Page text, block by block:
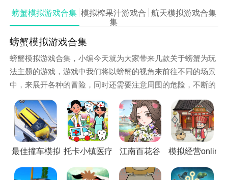
的祭坛魔力值。
4.无尽电容:
极其昂贵,不过能做出这个的谁会在意幺
5.无尽之锭:
使用水晶矩阵锭，无尽催化剂和中子锭合成的七彩锭。
与无尽催化剂一样，即使扔进岩浆里也不会被烧掉，扔
在地上也不会消失，也炸不毁。
我的世界无尽贪婪模组是款超级有趣好玩的沙盒生存冒
险竞技游戏，超多的游戏地图可以自由的探索，玩家在
螃蟹模拟游戏合集 模拟榨果汁游戏合
集
航天模拟游戏合集
螃蟹模拟游戏合集
螃蟹模拟游戏合集，小编今天就为大家带来几款关于螃蟹为玩
法主题的游戏，游戏中我们将以螃蟹的视角来前往不同的场景
中，来展开各种的冒险，同时还需要注意周围的危险，不断的
生存下去。
最佳撞车模拟器托卡小镇医疗队江南百花谷 模拟经营online